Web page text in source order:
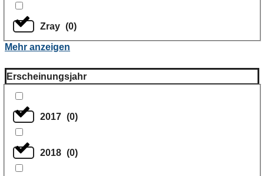
Zray (0)
Mehr anzeigen
Erscheinungsjahr
2017 (0)
2018 (0)